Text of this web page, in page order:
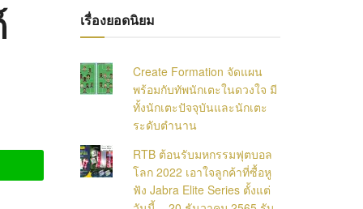
เรื่องยอดนิยม
Create Formation จัดแผน
พร้อมกับทัพนักเตะในดวงใจ มี
ทั้งนักเตะปัจจุบันและนักเตะ
ระดับตำนาน
RTB ต้อนรับมหกรรมฟุตบอล
โลก 2022 เอาใจลูกค้าที่ซื้อหู
ฟัง Jabra Elite Series ตั้งแต่